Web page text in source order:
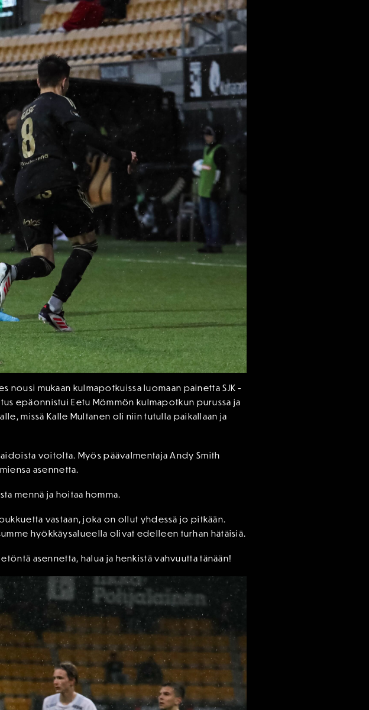
nousi mukaan kulmapotkuissa luomaan painetta SJK -
epäonnistui Eetu Mömmön kulmapotkun purussa ja
missä Kalle Multanen oli niin tutulla paikallaan ja
voitolta. Myös päävalmentaja Andy Smith
asennetta.
mennä ja hoitaa homma.
vastaan, joka on ollut yhdessä jo pitkään.
hyökkäysalueella olivat edelleen turhan hätäisiä.
asennetta, halua ja henkistä vahvuutta tänään!